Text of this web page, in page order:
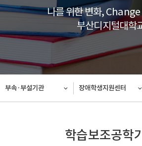
나를 위한 변화,
부산디지털대학
부속·부설기관 장애학생지원센터
학습보조공학